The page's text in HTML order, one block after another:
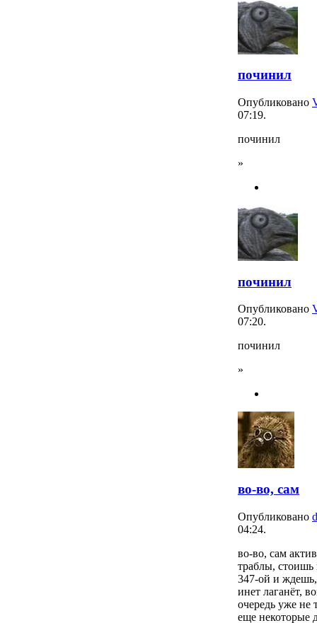
починил
Опубликовано
07:19.
починил
»
починил
Опубликовано
07:20.
починил
»
во-во, сам
Опубликовано
04:24.
во-во, сам
траблы, стоишь
347-ой и
инет лаганёт,
очередь уже не
еще некоторые